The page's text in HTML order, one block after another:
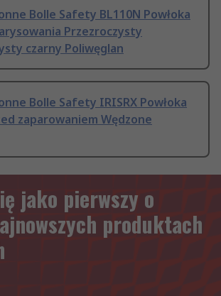
Bolle Safety BL110N Powłoka
Przezroczysty
czarny Poliwęglan
Bolle Safety IRISRX Powłoka
zaparowaniem Wędzone
jako pierwszy o
produktach